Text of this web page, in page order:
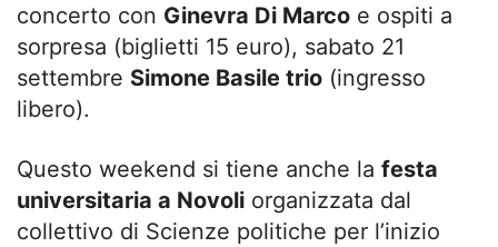
concerto con Ginevra Di Marco e ospiti a
sorpresa (biglietti 15 euro), sabato 21
settembre Simone Basile trio (ingresso
libero).
Questo weekend si tiene anche la festa
universitaria a Novoli organizzata dal
collettivo di Scienze politiche per l’inizio